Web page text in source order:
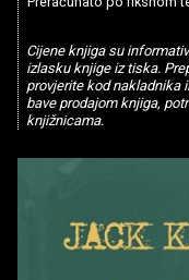
Cijene knjiga su
izlasku knjige iz tiska.
provjerite kod nakladnika
bave prodajom knjiga,
knjižnicama.